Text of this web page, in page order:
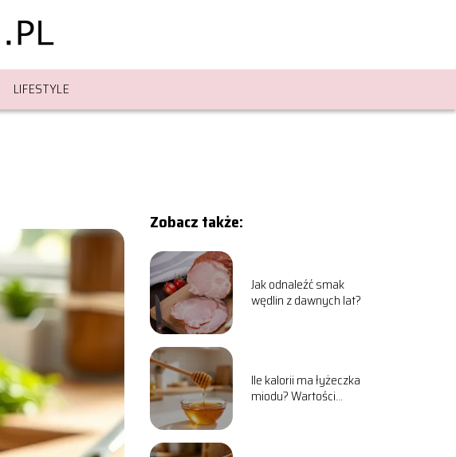
LIFESTYLE
Zobacz także:
Jak odnaleźć smak
wędlin z dawnych lat?
Ile kalorii ma łyżeczka
miodu? Wartości